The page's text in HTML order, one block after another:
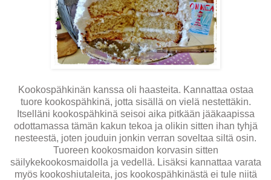
Kookospähkinän kanssa oli haasteita. Kannattaa ostaa
tuore kookospähkinä, jotta sisällä on vielä nestettäkin.
Itselläni kookospähkinä seisoi aika pitkään jääkaapissa
odottamassa tämän kakun tekoa ja olikin sitten ihan tyhjä
nesteestä, joten jouduin jonkin verran soveltaa siltä osin.
Tuoreen kookosmaidon korvasin sitten
säilykekookosmaidolla ja vedellä. Lisäksi kannattaa varata
myös kookoshiutaleita, jos kookospähkinästä ei tule niitä